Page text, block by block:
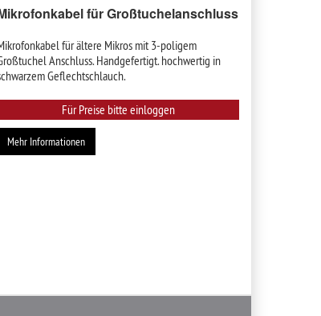
für Großtuchelanschluss
für ältere Mikros mit 3-poligem
Anschluss. Handgefertigt. hochwertig in
Geflechtschlauch.
Für Preise bitte einloggen
Mehr Informationen